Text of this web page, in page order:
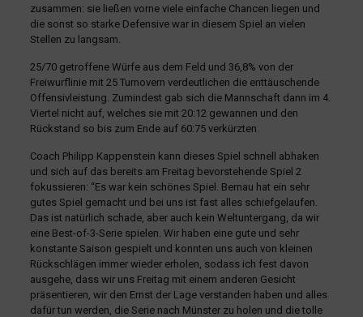
zusammen: sie ließen vorne viele einfache Chancen liegen und
die sonst so starke Defensive war in diesem Spiel an vielen
Stellen zu langsam.
25/70 getroffene Würfe aus dem Feld und 36,8% von der
Freiwurflinie mit 25 Turnovern verdeutlichen die enttäuschende
Offensivleistung. Zumindest gab sich die Mannschaft dann im 4.
Viertel nicht auf, welches sie mit 20:12 gewannen und den
Rückstand so bis zum Ende auf 60:75 verkürzten.
Coach Philipp Kappenstein kann dieses Spiel schnell abhaken
und sich auf das bereits am Freitag bevorstehende Spiel 2
fokussieren: “Es war kein schönes Spiel. Bernau hat ein sehr
gutes Spiel gemacht und bei uns ist fast alles schiefgelaufen.
Das ist natürlich schade, aber auch kein Weltuntergang, da wir
eine Best-of-3-Serie spielen. Wir haben eine gute und sehr
konstante Saison gespielt und konnten uns auch von kleinen
Rückschlägen immer wieder erholen, sodass ich fest davon
ausgehe, dass wir uns Freitag mit einem anderen Gesicht
präsentieren, wir den Ernst der Lage verstanden haben und alles
dafür tun werden, die Serie nach Münster zu holen und die tolle